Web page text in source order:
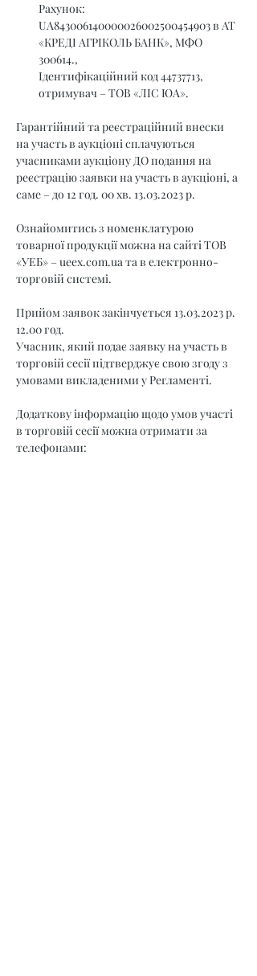
Рахунок:
UA843006140000026002500454903 в АТ
«КРЕДІ АГРІКОЛЬ БАНК», МФО
300614.,
Ідентифікаційний код 44737713,
отримувач – ТОВ «ЛІС ЮА».
Гарантійний та реєстраційний внески
на участь в аукціоні сплачуються
учасниками аукціону ДО подання на
реєстрацію заявки на участь в аукціоні, а
саме – до 12 год. 00 хв. 13.03.2023 р.
Ознайомитись з номенклатурою
товарної продукції можна на сайті ТОВ
«УЕБ» – ueex.com.ua та в електронно-
торговій системі.
Прийом заявок закінчується 13.03.2023 р.
12.00 год.
Учасник, який подає заявку на участь в
торговій сесії підтверджує свою згоду з
умовами викладеними у Регламенті.
Додаткову інформацію щодо умов участі
в торговій сесії можна отримати за
телефонами: